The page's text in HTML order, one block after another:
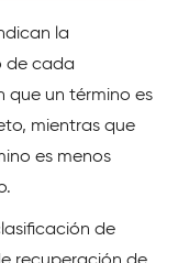
la
de cada
que un término es
mientras que
es menos
de